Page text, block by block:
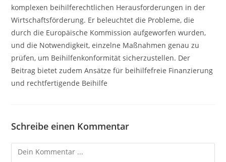
komplexen beihilferechtlichen Herausforderungen in der
Wirtschaftsförderung. Er beleuchtet die Probleme, die
durch die Europäische Kommission aufgeworfen wurden,
und die Notwendigkeit, einzelne Maßnahmen genau zu
prüfen, um Beihilfenkonformität sicherzustellen. Der
Beitrag bietet zudem Ansätze für beihilfefreie Finanzierung
und rechtfertigende Beihilfe
Schreibe einen Kommentar
Kommentieren